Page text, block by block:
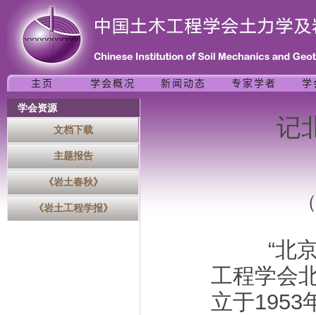
学会资源
文档下载
主题报告
《岩土春秋》
《岩土工程学报》
记
“北京土
工程学会
立于1953